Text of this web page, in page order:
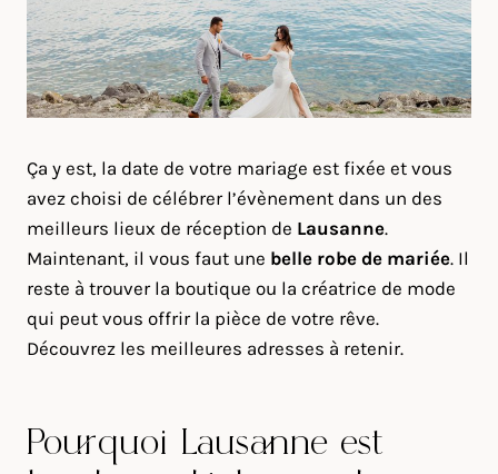
Ça y est, la date de votre mariage est fixée et vous
avez choisi de célébrer l’évènement dans un des
meilleurs lieux de réception de Lausanne.
Maintenant, il vous faut une belle robe de mariée. Il
reste à trouver la boutique ou la créatrice de mode
qui peut vous offrir la pièce de votre rêve.
Découvrez les meilleures adresses à retenir.
Pourquoi Lausanne est